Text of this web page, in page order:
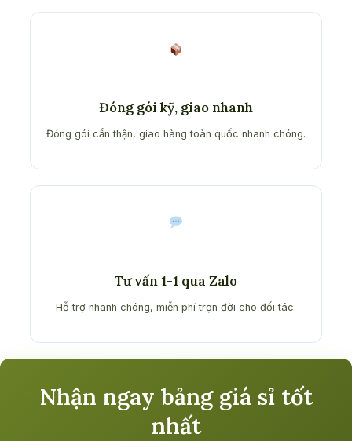
Đóng gói kỹ, giao nhanh
Đóng gói cẩn thận, giao hàng toàn quốc nhanh chóng.
Tư vấn 1-1 qua Zalo
Hỗ trợ nhanh chóng, miễn phí trọn đời cho đối tác.
Nhận ngay bảng giá sỉ tốt
nhất